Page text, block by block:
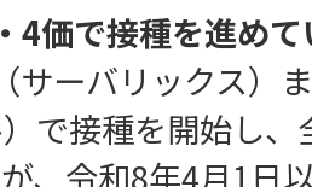
4価で接種を進め
サーバリックス）
）で接種を開始し
、令和8年4月1日